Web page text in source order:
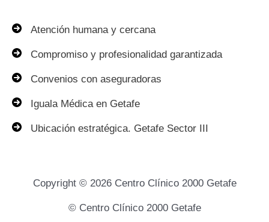
Atención humana y cercana
Compromiso y profesionalidad garantizada
Convenios con aseguradoras
Iguala Médica en Getafe
Ubicación estratégica. Getafe Sector III
Copyright © 2026 Centro Clínico 2000 Getafe
© Centro Clínico 2000 Getafe